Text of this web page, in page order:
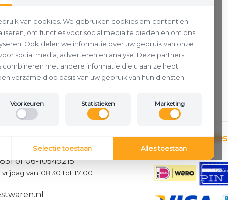
of 06-10549215
van 08:30 tot 17:00
Betaalmethodes
van cookies. We gebruiken cookies om content en
om functies voor social media te bieden en om ons
Ook delen we informatie over uw gebruik van onze
social media, adverteren en analyse. Deze partners
met andere informatie die u aan ze hebt
verzameld op basis van uw gebruik van hun diensten.
Voorkeuren Statistieken Marketing
Selectie toestaan Alles toestaan